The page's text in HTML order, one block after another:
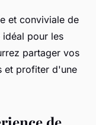
et conviviale de
idéal pour les
partager vos
et profiter d'une